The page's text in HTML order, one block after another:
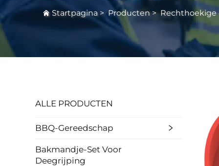
Startpagina > Producten> Rechthoekige
ALLE PRODUCTEN
BBQ-Gereedschap
Bakmandje-Set Voor
Deegrijping